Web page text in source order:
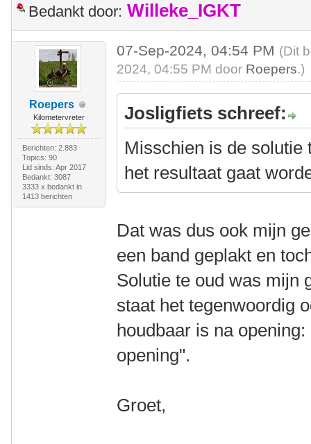
Bedankt door: Willeke_IGKT
Roepers
Kilometervreter
Berichten: 2.883
Topics: 90
Lid sinds: Apr 2017
Bedankt: 3087
3333 x bedankt in
1413 berichten
07-Sep-2024, 04:54 PM (Dit
2024, 04:55 PM door Roepers.)
Josligfiets schreef:
Misschien is de solutie
het resultaat gaat
Dat was dus ook mijn
een band geplakt en
Solutie te oud was mijn
staat het tegenwoordig
houdbaar is na
opening".
Groet,